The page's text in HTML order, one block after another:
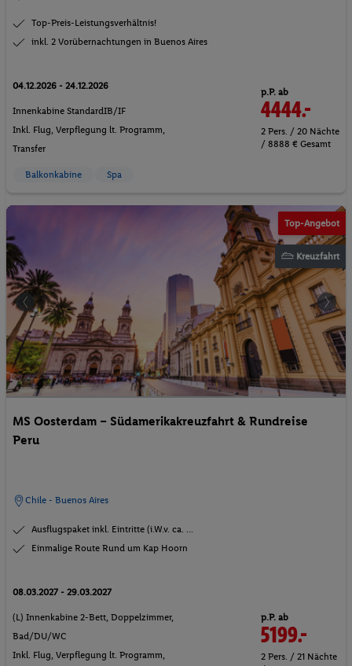
Top-Preis-Leistungsverhältnis!
inkl. 2 Vorübernachtungen in Buenos Aires
04.12.2026 - 24.12.2026
Innenkabine StandardIB/IF
Inkl. Flug, Verpflegung lt. Programm,
Transfer
p.P. ab
4444.-
2 Pers. / 20 Nächte
/ 8888 € Gesamt
Balkonkabine Spa
Top-Angebot
Kreuzfahrt
MS Oosterdam – Südamerikakreuzfahrt & Rundreise
Peru
Chile - Buenos Aires
Ausflugspaket inkl. Eintritte (i.W.v. ca. ...
Einmalige Route Rund um Kap Hoorn
08.03.2027 - 29.03.2027
(L) Innenkabine 2-Bett, Doppelzimmer,
Bad/DU/WC
Inkl. Flug, Verpflegung lt. Programm,
p.P. ab
5199.-
2 Pers. / 21 Nächte